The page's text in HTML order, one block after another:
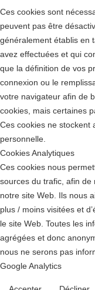
Ces cookies sont
peuvent pas être
généralement établis en
avez effectuées et qui
que la définition de vos
connexion ou le
votre navigateur afin de
cookies, mais certaines
Ces cookies ne stockent
personnelle.
Cookies Analytiques
Ces cookies nous
sources du trafic, afin de
notre site Web. Ils nous
plus / moins visitées et
le site Web. Toutes les
agrégées et donc
nous ne serons pas
Google Analytics